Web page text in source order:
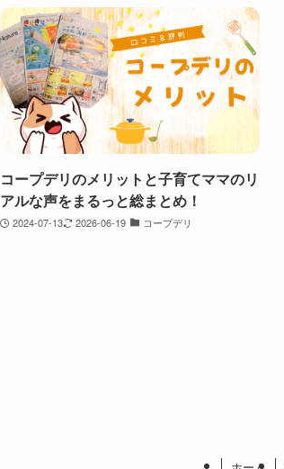
コープデリのメリットと子育てママのリ
アルな声をまるっと総まとめ！
2024-07-13 2026-06-19 コープデリ